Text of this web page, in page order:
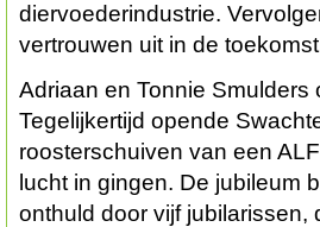
diervoederindustrie.
vertrouwen uit in de
Adriaan en Tonnie
Tegelijkertijd opende
roosterschuiven van een
lucht in gingen. De jubileum
onthuld door vijf jubilarissen,